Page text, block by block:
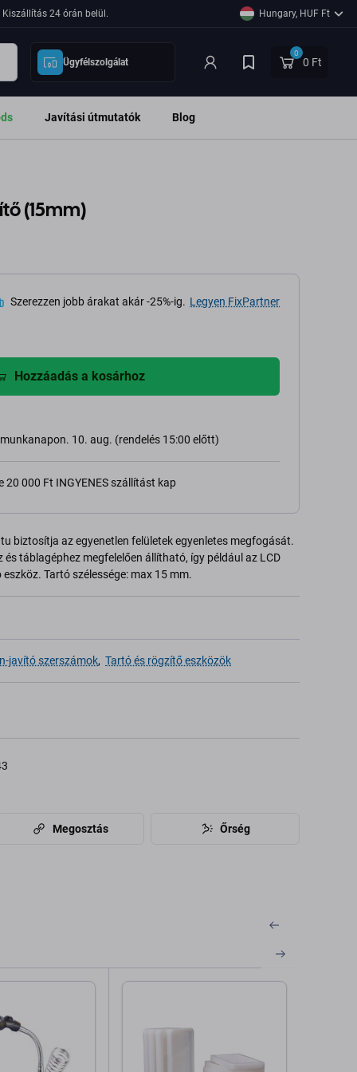
24 órán belül. Hungary, HUF Ft
Ügyfélszolgálat
0
0 Ft
Javítási útmutatók Blog
(15mm)
Szerezzen jobb árakat akár -25%-ig. Legyen FixPartner
Hozzáadás a kosárhoz
10. aug. (rendelés 15:00 előtt)
20 000 Ft INGYENES szállítást kap
biztosítja az egyenetlen felületek egyenletes megfogását.
táblagéphez megfelelően állítható, így például az LCD
Tartó szélessége: max 15 mm.
javító szerszámok, Tartó és rögzítő eszközök
Megosztás Őrség